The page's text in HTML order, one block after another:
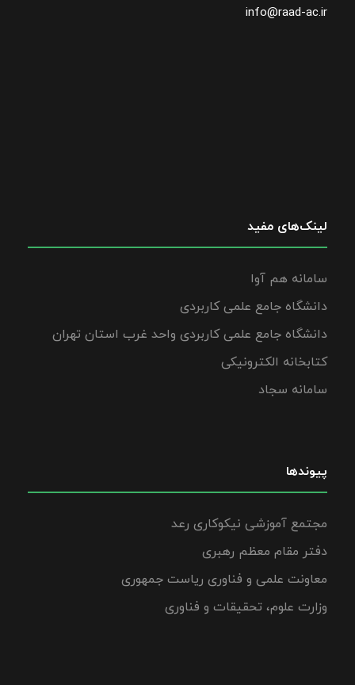
info@raad-ac.ir
لینک‌های مفید
سامانه هم آوا
دانشگاه جامع علمی کاربردی
دانشگاه جامع علمی کاربردی واحد غرب استان تهران
کتابخانه الکترونیکی
سامانه سجاد
پیوندها
مجتمع آموزشی نیکوکاری رعد
دفتر مقام معظم رهبری
معاونت علمی و فناوری ریاست جمهوری
وزارت علوم، تحقیقات و فناوری